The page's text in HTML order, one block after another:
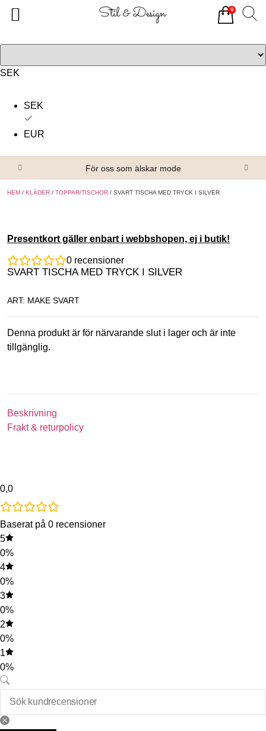
SEK
SEK
EUR
För oss som älskar mode
HEM / KLÄDER / TOPPAR/TISCHOR / SVART TISCHA MED TRYCK I SILVER
Presentkort gäller enbart i webbshopen, ej i butik!
0 recensioner
SVART TISCHA MED TRYCK I SILVER
ART: MAKE SVART
Denna produkt är för närvarande slut i lager och är inte
tillgänglig.
Beskrivning
Frakt & returpolicy
0,0
Baserat på 0 recensioner
5
0%
4
0%
3
0%
2
0%
1
0%
0
Alla produkter
Om oss